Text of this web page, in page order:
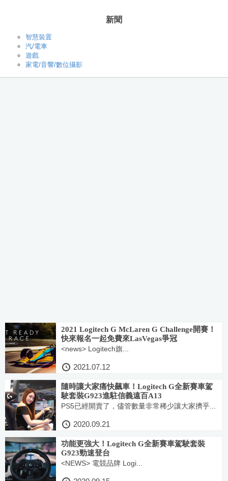
新聞
智慧裝置
汽/電車
遊戲
家電/音響/數位攝影
2021 Logitech G McLaren G Challenge開賽！
快來報名一起免費來LasVegas爭冠
<news> Logitech旗...
2021.07.12
隨時讓大家痛快飆車！Logitech G全新賽車駕
駛套裝G923進駐信義遠百A13
PS5已經開賣了，儘管數量非常稀少讓大家擠乎...
2020.09.21
功能更強大！Logitech G全新賽車駕駛套裝
G923勁速登台
<NEWS> 電競品牌 Logi...